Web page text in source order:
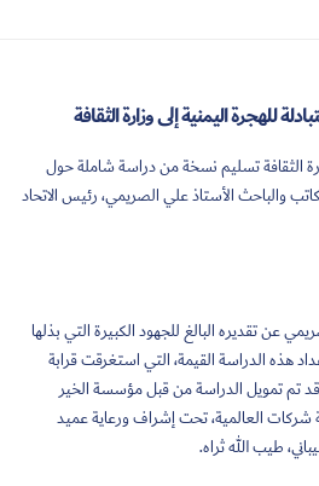
للهجرة اليمنية إلى وزارة الثقافة
بمبنى وزارة الثقافة تسليم نسخة من دراسة شاملة حول
الكاتب والباحث الأستاذ علي الصريمي، رئيس الاتحاد
عن تقديره البالغ للجهود الكبيرة التي بذلها
في إعداد هذه الدراسة القيمة، التي استغرقت قرابة
تم تمويل الدراسة من قبل مؤسسة الخير
شركات العالمية، تحت إشراف ورعاية عميد
طيب الله ثراه.